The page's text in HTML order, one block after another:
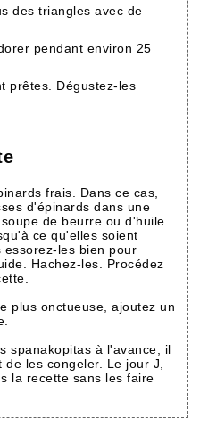
des triangles avec de
pendant environ 25
prêtes. Dégustez-les
frais. Dans ce cas,
d'épinards dans une
de beurre ou d'huile
ce qu'elles soient
les bien pour
Hachez-les. Procédez
plus onctueuse, ajoutez un
spanakopitas à l'avance, il
les congeler. Le jour J,
la recette sans les faire